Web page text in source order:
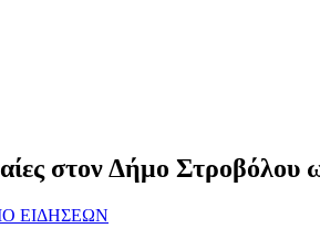
στον Δήμο Στροβόλου
ΕΙΔΗΣΕΩΝ